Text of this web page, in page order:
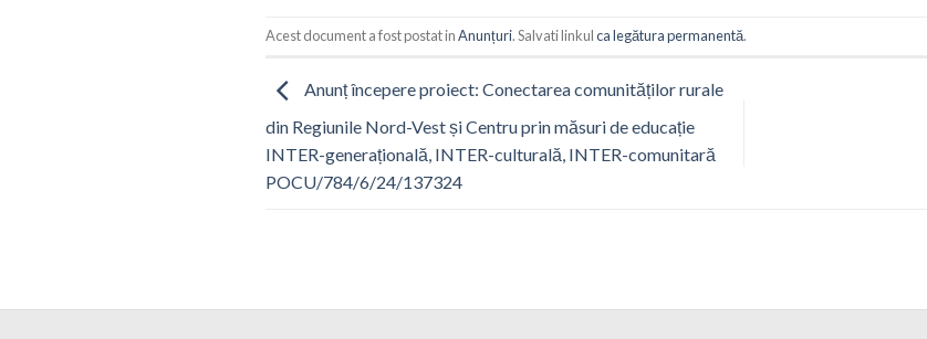
Acest document a fost postat inAnunțuri. Salvati linkulca legătura permanentă.
Anunț începere proiect: Conectarea comunităților rurale
din Regiunile Nord-Vest și Centru prin măsuri de educație
INTER-generațională, INTER-culturală, INTER-comunitară
POCU/784/6/24/137324